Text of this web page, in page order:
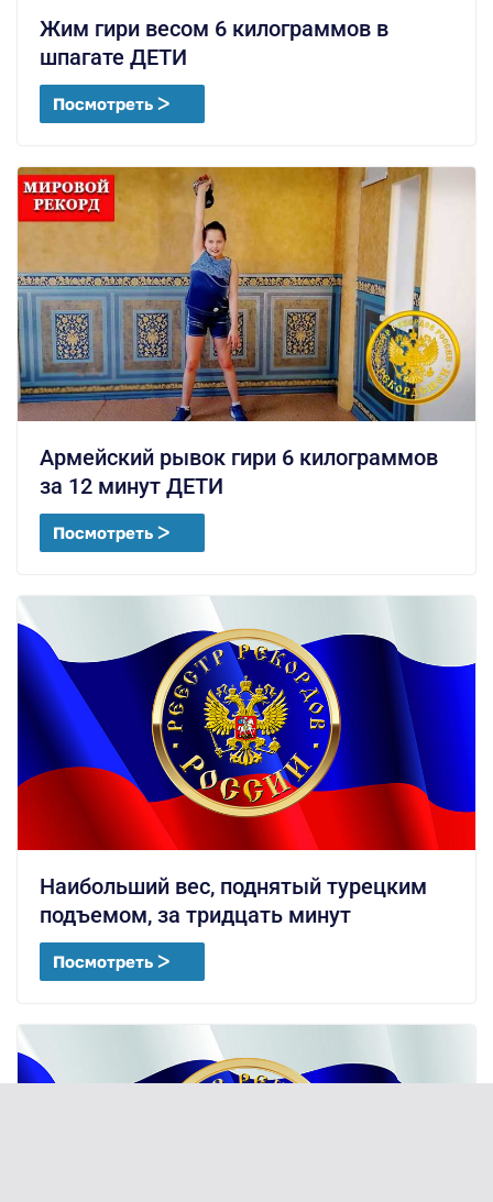
Жим гири весом 6 килограммов в
шпагате ДЕТИ
Посмотреть ᐳ
Армейский рывок гири 6 килограммов
за 12 минут ДЕТИ
Посмотреть ᐳ
Наибольший вес, поднятый турецким
подъемом, за тридцать минут
Посмотреть ᐳ